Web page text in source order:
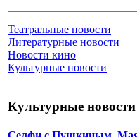
Театральные новости
Литературные новости
Новости кино
Культурные новости
Культурные новости